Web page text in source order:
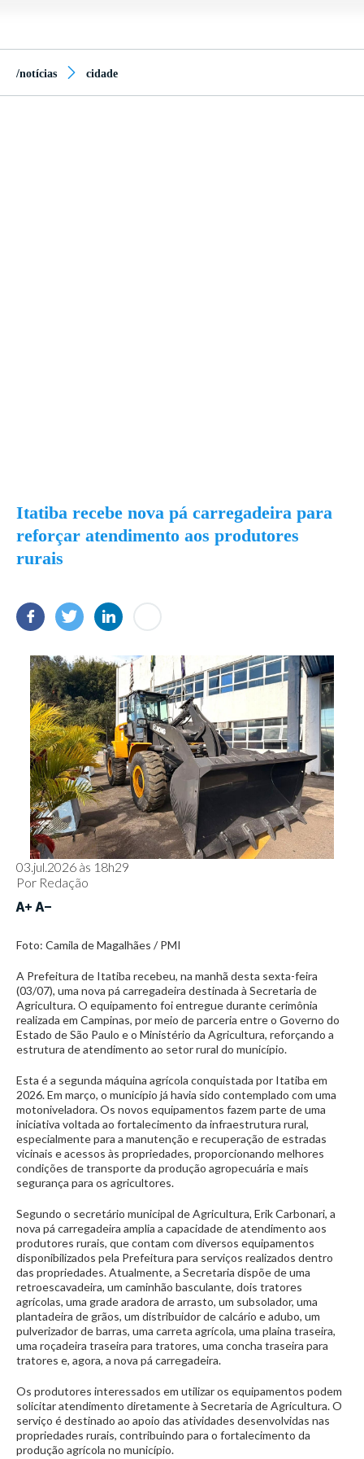
/notícias cidade
Itatiba recebe nova pá carregadeira para
reforçar atendimento aos produtores
rurais
03.jul.2026 às 18h29
Por Redação
Foto: Camila de Magalhães / PMI
A Prefeitura de Itatiba recebeu, na manhã desta sexta-feira
(03/07), uma nova pá carregadeira destinada à Secretaria de
Agricultura. O equipamento foi entregue durante cerimônia
realizada em Campinas, por meio de parceria entre o Governo do
Estado de São Paulo e o Ministério da Agricultura, reforçando a
estrutura de atendimento ao setor rural do município.
Esta é a segunda máquina agrícola conquistada por Itatiba em
2026. Em março, o município já havia sido contemplado com uma
motoniveladora. Os novos equipamentos fazem parte de uma
iniciativa voltada ao fortalecimento da infraestrutura rural,
especialmente para a manutenção e recuperação de estradas
vicinais e acessos às propriedades, proporcionando melhores
condições de transporte da produção agropecuária e mais
segurança para os agricultores.
Segundo o secretário municipal de Agricultura, Erik Carbonari, a
nova pá carregadeira amplia a capacidade de atendimento aos
produtores rurais, que contam com diversos equipamentos
disponibilizados pela Prefeitura para serviços realizados dentro
das propriedades. Atualmente, a Secretaria dispõe de uma
retroescavadeira, um caminhão basculante, dois tratores
agrícolas, uma grade aradora de arrasto, um subsolador, uma
plantadeira de grãos, um distribuidor de calcário e adubo, um
pulverizador de barras, uma carreta agrícola, uma plaina traseira,
uma roçadeira traseira para tratores, uma concha traseira para
tratores e, agora, a nova pá carregadeira.
Os produtores interessados em utilizar os equipamentos podem
solicitar atendimento diretamente à Secretaria de Agricultura. O
serviço é destinado ao apoio das atividades desenvolvidas nas
propriedades rurais, contribuindo para o fortalecimento da
produção agrícola no município.